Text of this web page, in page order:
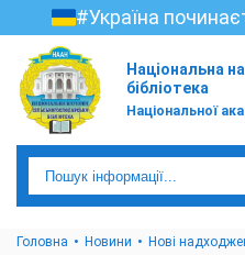
#Україна
Національна
бібліотека
Національної
Головна Новини Нові